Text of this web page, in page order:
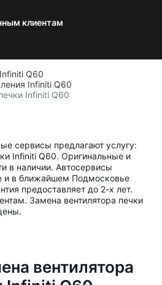
клиентам
Q60
Infiniti Q60
Infiniti Q60
сервисы предлагают услугу:
Infiniti Q60. Оригинальные и
в наличии. Автосервисы
и в ближайшем Подмосковье
предоставляет до 2-х лет.
Замена вентилятора печки
вентилятора